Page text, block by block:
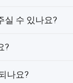
포장 상자의 경우,
실 수 있나요?
서비스를 제공
?
에 배송 준비가 완
나요?